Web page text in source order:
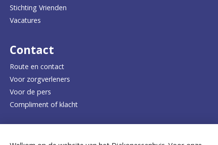
a
d
e
h
o
Stichting Vrienden
Vacatures
Contact
Route en contact
Voor zorgverleners
Voor de pers
Compliment of klacht
Dicht bij jou